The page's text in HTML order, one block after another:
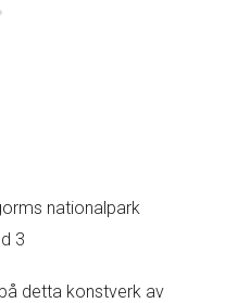
detta konstverk av